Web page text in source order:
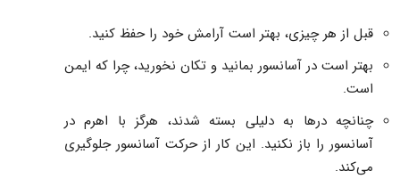
قبل از هر چیزی، بهتر است آرامش خود را حفظ کنید.
بهتر است در آسانسور بمانید و تکان نخورید، چرا که ایمن
است.
چنانچه درها به دلیلی بسته شدند، هرگز با اهرم در
آسانسور را باز نکنید. این کار از حرکت آسانسور جلوگیری
می‌کند.